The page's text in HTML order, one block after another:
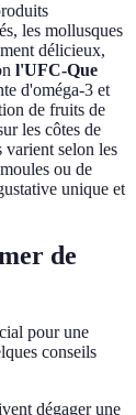
les mollusques
délicieux,
l'UFC-Que
d'oméga-3 et
de fruits de
les côtes de
varient selon les
ou de
unique et
de
pour une
conseils
dégager une